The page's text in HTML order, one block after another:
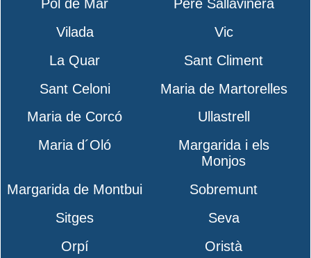
Pol de Mar
Pere Sallavinera
Vilada
Vic
La Quar
Sant Climent
Sant Celoni
Maria de Martorelles
Maria de Corcó
Ullastrell
Maria d´Oló
Margarida i els
Monjos
Margarida de Montbui
Sobremunt
Sitges
Seva
Orpí
Oristà